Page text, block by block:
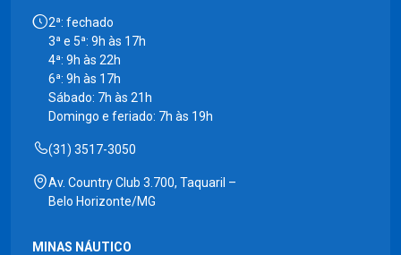
2ª: fechado
3ª e 5ª: 9h às 17h
4ª: 9h às 22h
6ª: 9h às 17h
Sábado: 7h às 21h
Domingo e feriado: 7h às 19h
(31) 3517-3050
Av. Country Club 3.700, Taquaril –
Belo Horizonte/MG
MINAS NÁUTICO